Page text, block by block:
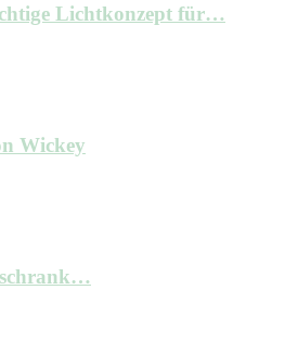
Lichtkonzept für…
Wickey